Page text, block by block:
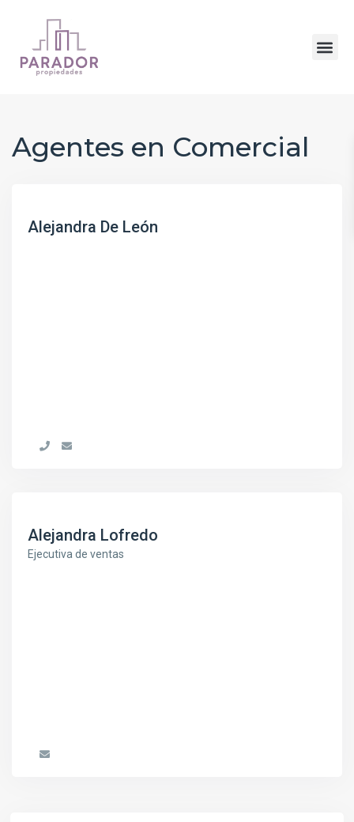
Agentes en Comercial
Alejandra De León
Alejandra Lofredo
Ejecutiva de ventas